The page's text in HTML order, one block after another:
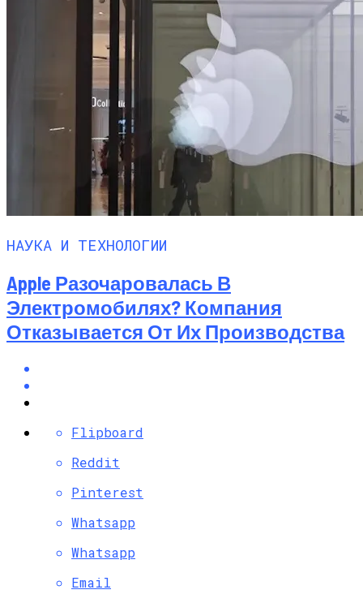
НАУКА И ТЕХНОЛОГИИ
Apple Разочаровалась В
Электромобилях? Компания
Отказывается От Их Производства
Flipboard
Reddit
Pinterest
Whatsapp
Whatsapp
Email